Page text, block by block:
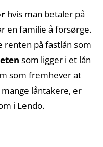
hvis man betaler på
en familie å forsørge.
renten på fastlån som
som ligger i et lån
som fremhever at
låntakere, er
i Lendo.